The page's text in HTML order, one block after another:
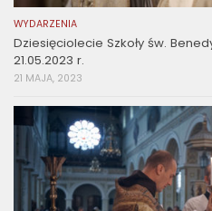
WYDARZENIA
Dziesięciolecie Szkoły św.
21.05.2023 r.
21 MAJA, 2023